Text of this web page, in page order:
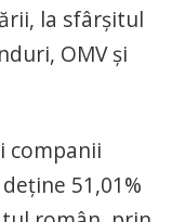
la sfârșitul
OMV și
companii
51,01%